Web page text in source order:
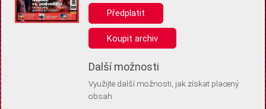
uložením volitelných informací:
Anonymní unikátní ID
Díky němu příště poznáme, že se jedná o stejné zařízení, a
Identifikátor je zcela anonymní.
Vaše souhlasy a odmítnutí si ukládáme do vašeho zařízení, abychom se
vás už příště znovu neptali. Můžete je kdykoli později upravit ve Správě
Předplatit
Koupit archiv
Další možnosti
Využijte další možnosti, jak získat placený
obsah